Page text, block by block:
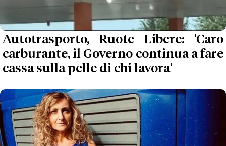
Autotrasporto, Ruote Libere: 'Caro
carburante, il Governo continua a fare
cassa sulla pelle di chi lavora'